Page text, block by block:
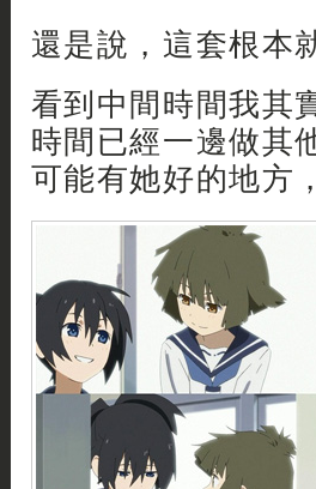
還是說，這套根本
看到中間時間我其
時間已經一邊做其
可能有她好的地方